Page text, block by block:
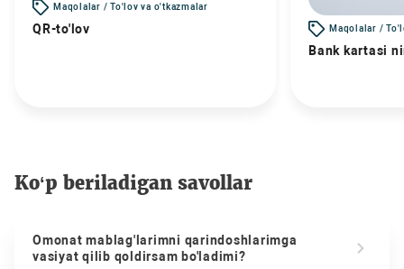
Maqolalar / To'lov va o'tkazmalar
QR-to'lov Maqolalar /
Bank kartasi
Ko‘p beriladigan savollar
Omonat mablag'larimni qarindoshlarimga
vasiyat qilib qoldirsam bo'ladimi?